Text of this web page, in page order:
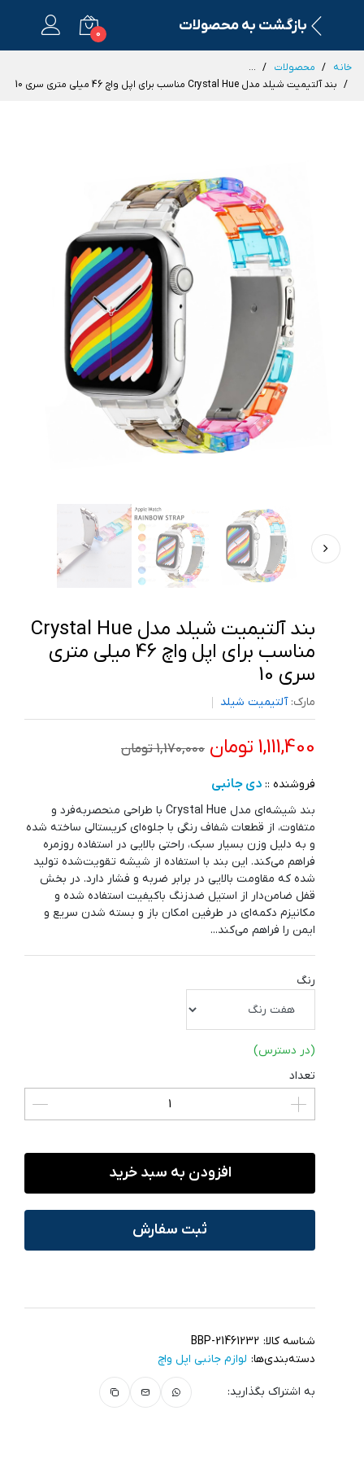
بازگشت به محصولات 0
خانه محصولات
...
بند آلتیمیت شیلد مدل Crystal Hue مناسب برای اپل واچ 46 میلی متری سری 10
بند آلتیمیت شیلد مدل Crystal Hue
مناسب برای اپل واچ 46 میلی متری
سری 10
مارک:آلتیمیت شیلد
1,111,400 تومان 1,170,000 تومان
فروشنده :: دی جانبی
بند شیشه‌ای مدل Crystal Hue با طراحی منحصر‌به‌فرد و
متفاوت، از قطعات شفاف رنگی با جلوه‌ای کریستالی ساخته شده
و به دلیل وزن بسیار سبک، راحتی بالایی در استفاده روزمره
فراهم می‌کند. این بند با استفاده از شیشه تقویت‌شده تولید
شده که مقاومت بالایی در برابر ضربه و فشار دارد. در بخش
قفل ضامن‌دار از استیل ضدزنگ باکیفیت استفاده شده و
مکانیزم دکمه‌ای در طرفین امکان باز و بسته شدن سریع و
ایمن را فراهم می‌کند...
رنگ
(در دسترس)
تعداد
افزودن به سبد خرید
ثبت سفارش
شناسه کالا: BBP-21461232
دسته‌بندی‌ها: لوازم جانبی اپل واچ
به اشتراک بگذارید: